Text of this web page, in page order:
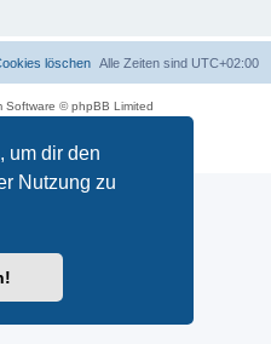
um dir den
Nutzung zu
Alle Zeiten sind UTC+02:00
löschen
Software © phpBB Limited